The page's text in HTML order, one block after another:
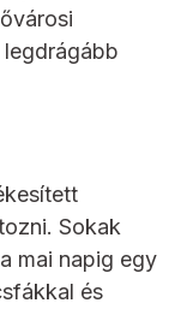
Sokak
mai napig egy
és